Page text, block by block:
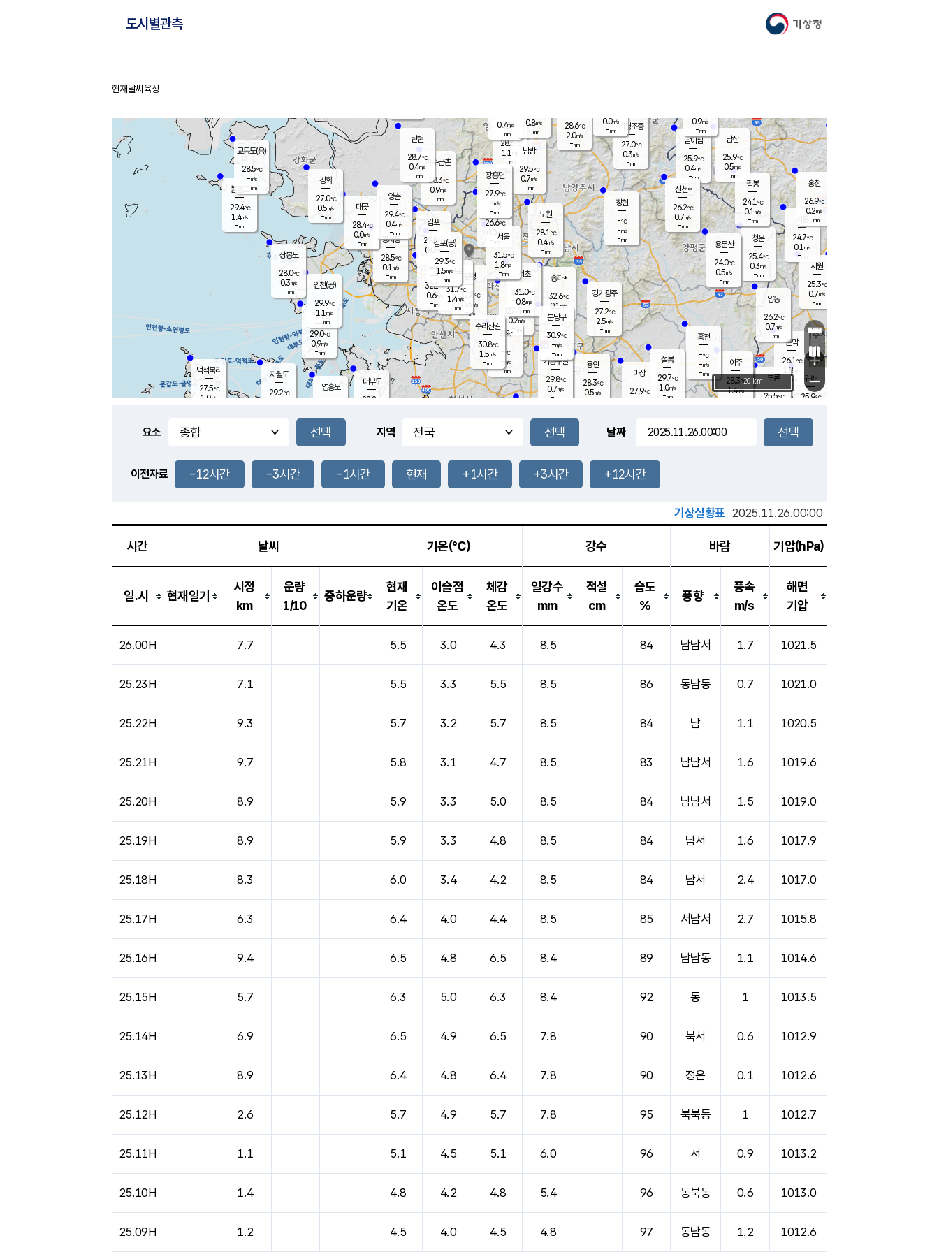
기상청
도시별관측
홈
현재날씨 육상
풍도
1.4m/s
문막
26.1℃
1.8
mm
남이섬
25.9℃
0.4m/s
-mm
무의도
29.0℃
0.9m/s
-mm
영흥도
볼음도
29.4℃
1.4m/s
-mm
자월도
29.2℃
양주
28.3℃
1.1
-mm
부론
25.5℃
과천
27.4℃
0.2m/s
- mm
남산
25.9℃
0.5m/s
-mm
장봉도
28.0℃
0.3m/s
-mm
-mm
청운
25.4℃
0.3m/s
-mm
팔봉
24.1℃
0.1 m/s
-mm
-mm
용인
28.3℃
0.5m/s
여주
28.3℃
1.4m/s
양동
26.2℃
0.7m/s
-mm
경기광주
27.2℃
2.5m/s
-mm
장호원
0.9m/s
-mm
27.6
℃
대부도
28.2
-
경서동
28.5℃
0.1 m/s
-mm
파주금촌
28.3℃
0.9m/s
-mm
가평조종
27.0℃
0.3m/s
-mm
28.6℃
2.0m/s
-mm
대곶
28.4℃
0.0m/s
-mm
신천*
26.2℃
0.7m/s
-mm
창현
-℃
-m/s
-mm
탄현
28.7℃
0.4m/s
-mm
0.0m/s
-mm
30.7℃
0.3m/s
-mm
흥천
-℃
-m/s
-mm
마장
27.9℃
의왕
- ℃
-m/s
-mm
김포
29.8℃
0.0 m/s
mm
설봉
29.7℃
1.0m/s
-mm
광명
32.8 ℃
0.6 m/s
-mm
부천
32.1℃
0.6m/s
-mm
-mm
양촌
29.4℃
0.4m/s
-mm
구로
31.7℃
1.4m/s
-mm
은평
26.6℃
0.0 m/s
- mm
노원
28.1℃
0.4m/s
-mm
송파*
32.6℃
0.1 m/s
-mm
서초
31.0℃
0.8m/s
-mm
남방
29.5℃
0.7m/s
-mm
기흥구갈
29.8℃
0.7m/s
-
수리산길
30.8℃
1.5m/s
-mm
분당구
30.9℃
-m/s
-mm
장흥면
27.9℃
-m/s
-mm
0.7m/s
-mm
시동
24.7℃
0.1 m/s
- mm
귀래
25.9℃
서원
25.3℃
0.7m/s
-mm
용문산
24.0℃
0.5m/s
-mm
덕적북리
27.5℃
1.0m/s
홍천
26.9℃
0.2m/s
-mm
강화
27.0℃
0.5m/s
-mm
인천(공)
29.9℃
1.1 m/s
-mm
김포(공)
29.3℃
1.5m/s
-mm
서울
31.5℃
1.8m/s
-mm
0.8m/s
-mm
교동도(음)
28.5℃
-m/s
-mm
+
−
20 km
요소 지역 날짜
이전자료 -12시간 -3시간 -1시간 현재 +1시간 +3시간 +12시간
기상실황표 2025.11.26.00:00
시간 날씨 기온(℃) 강수 바람 기압(hPa)
일.시 현재일기
시정
km
운량
1/10
중하운량
현재
기온
이슬점
온도
체감
온도
일강수
mm
적설
cm
습도
%
풍향
풍속
m/s
해면
기압
26.00H 7.7 5.5 3.0 4.3 8.5 84 남남서 1.7 1021.5
25.23H 7.1 5.5 3.3 5.5 8.5 86 동남동 0.7 1021.0
25.22H 9.3 5.7 3.2 5.7 8.5 84 남 1.1 1020.5
25.21H 9.7 5.8 3.1 4.7 8.5 83 남남서 1.6 1019.6
25.20H 8.9 5.9 3.3 5.0 8.5 84 남남서 1.5 1019.0
25.19H 8.9 5.9 3.3 4.8 8.5 84 남서 1.6 1017.9
25.18H 8.3 6.0 3.4 4.2 8.5 84 남서 2.4 1017.0
25.17H 6.3 6.4 4.0 4.4 8.5 85 서남서 2.7 1015.8
25.16H 9.4 6.5 4.8 6.5 8.4 89 남남동 1.1 1014.6
25.15H 5.7 6.3 5.0 6.3 8.4 92 동 1 1013.5
25.14H 6.9 6.5 4.9 6.5 7.8 90 북서 0.6 1012.9
25.13H 8.9 6.4 4.8 6.4 7.8 90 정온 0.1 1012.6
25.12H 2.6 5.7 4.9 5.7 7.8 95 북북동 1 1012.7
25.11H 1.1 5.1 4.5 5.1 6.0 96 서 0.9 1013.2
25.10H 1.4 4.8 4.2 4.8 5.4 96 동북동 0.6 1013.0
25.09H 1.2 4.5 4.0 4.5 4.8 97 동남동 1.2 1012.6